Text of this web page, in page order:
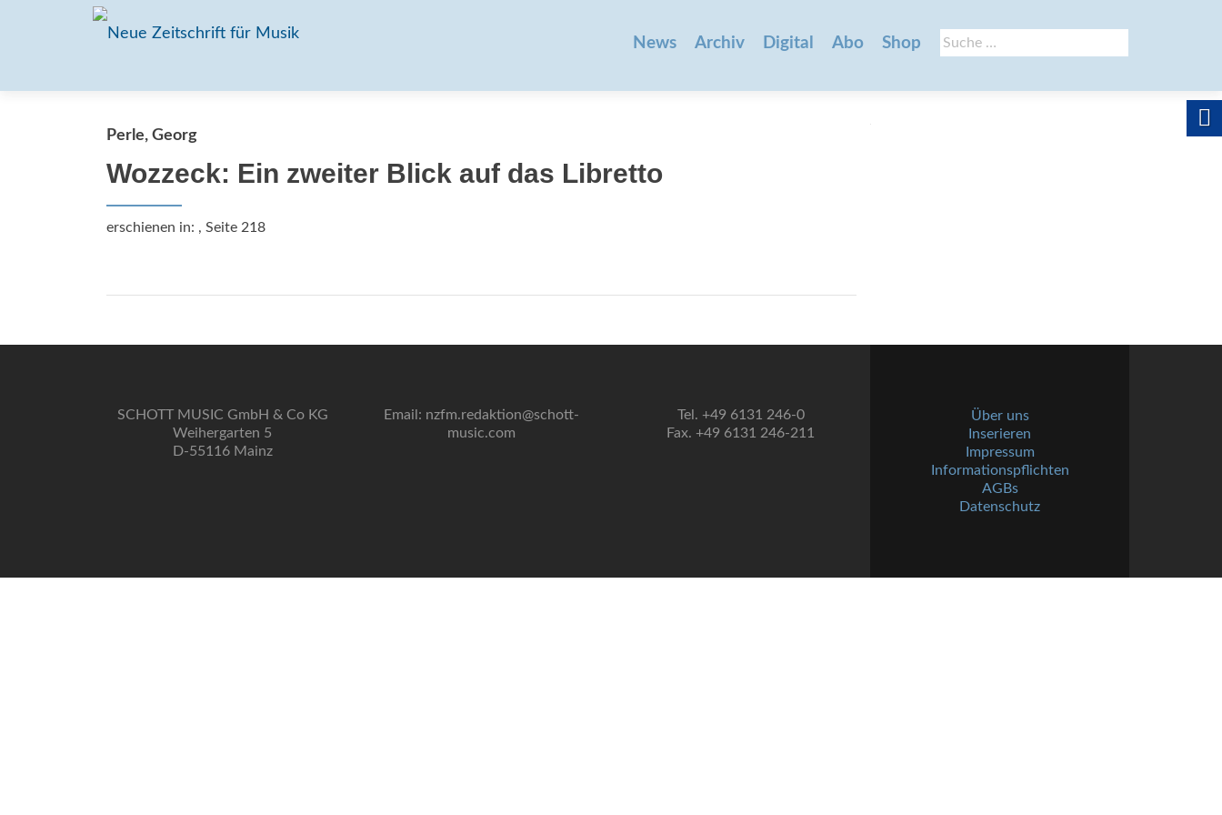
Suche
nach:
News Archiv Digital Abo Shop
Perle, Georg
Wozzeck: Ein zweiter Blick auf das Libretto
erschienen in: , Seite 218
SCHOTT MUSIC GmbH & Co KG
Weihergarten 5
D-55116 Mainz
Email: nzfm.redaktion@schott-
music.com
Tel. +49 6131 246-0
Fax. +49 6131 246-211
Über uns
Inserieren
Impressum
Informationspflichten
AGBs
Datenschutz